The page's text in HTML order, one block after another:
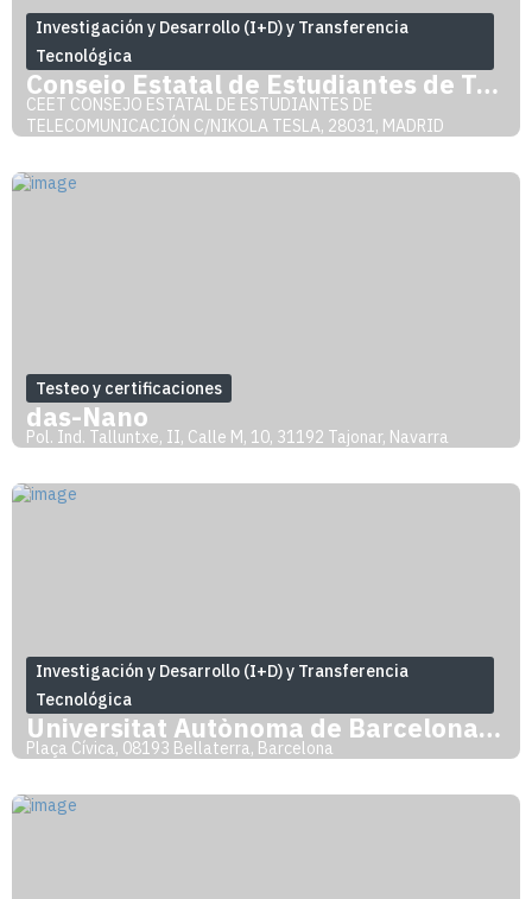
Investigación y Desarrollo (I+D) y Transferencia
Tecnológica
Consejo Estatal de Estudiantes de Teleco
CEET CONSEJO ESTATAL DE ESTUDIANTES DE
TELECOMUNICACIÓN C/NIKOLA TESLA, 28031, MADRID
Testeo y certificaciones
das-Nano
Pol. Ind. Talluntxe, II, Calle M, 10, 31192 Tajonar, Navarra
Investigación y Desarrollo (I+D) y Transferencia
Tecnológica
Universitat Autònoma de Barcelona (UAB)
Plaça Cívica, 08193 Bellaterra, Barcelona